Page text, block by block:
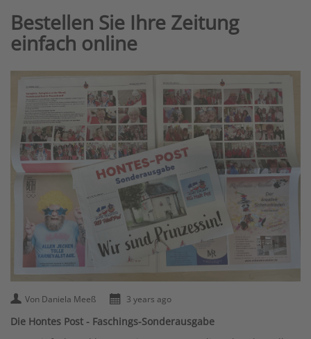
Bestellen Sie Ihre Zeitung
einfach online
Von Daniela Meeß 3 years ago
Die Hontes Post - Faschings-Sonderausgabe